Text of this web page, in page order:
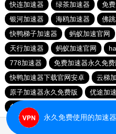
快连加速器
绿茶加速器
免
银河加速器
海鸥加速器 佛
快鸭梯子加速器
蚂蚁加速官网
天行加速器
蚂蚁加速官网
778加速器
免费加速器永久免费
快鸭加速器下载官网安卓
云梯
原子加速器永久免费版
优途加
免费的加速器推荐
永久免费使用的加速器